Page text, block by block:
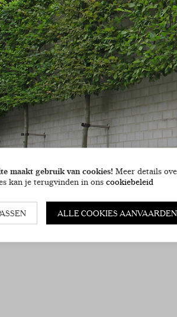
maakt gebruik van cookies! Meer details
kan je terugvinden in ons cookiebeleid
ALLE COOKIES AANVAARDEN